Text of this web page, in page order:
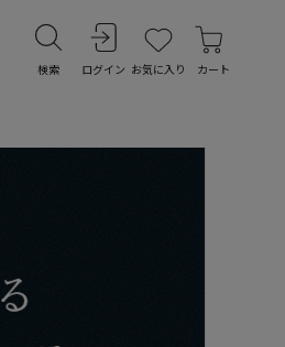
検索 ログイン お気に入り カート